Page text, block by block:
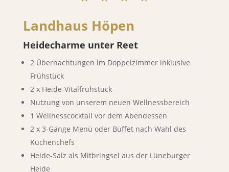
Landhaus Höpen
Heidecharme unter Reet
2 Übernachtungen im Doppelzimmer inklusive
Frühstück
2 x Heide-Vitalfrühstück
Nutzung von unserem neuen Wellnessbereich
1 Wellnesscocktail vor dem Abendessen
2 x 3-Gänge Menü oder Büffet nach Wahl des
Küchenchefs
Heide-Salz als Mitbringsel aus der Lüneburger
Heide